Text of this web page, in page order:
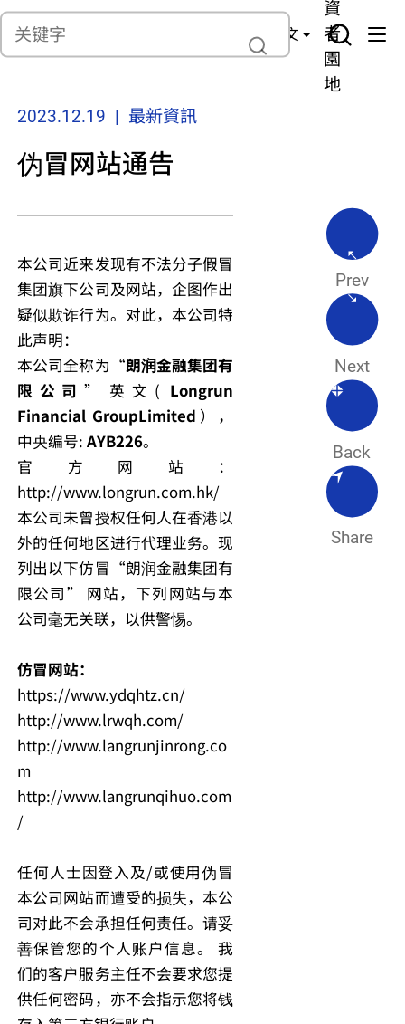
聯繫我們 中文
貨
產
理
險
資
者
園
地
2023.12.19 | 最新資訊
伪冒网站通告
本公司近来发现有不法分子假冒
集团旗下公司及网站，企图作出
疑似欺诈行为。对此，本公司特
此声明：
本公司全称为“朗润金融集团有
限公司 ” 英文( Longrun
Financial GroupLimited ），
中央编号: AYB226。
官方网站：
http://www.longrun.com.hk/
本公司未曾授权任何人在香港以
外的任何地区进行代理业务。现
列出以下仿冒“朗润金融集团有
限公司” 网站，下列网站与本
公司毫无关联，以供警惕。
仿冒网站：
https://www.ydqhtz.cn/
http://www.lrwqh.com/
http://www.langrunjinrong.co
m
http://www.langrunqihuo.com
/
任何人士因登入及/或使用伪冒
本公司网站而遭受的损失，本公
司对此不会承担任何责任。请妥
善保管您的个人账户信息。 我
们的客户服务主任不会要求您提
供任何密码，亦不会指示您将钱
Prev
Next
Back
Share